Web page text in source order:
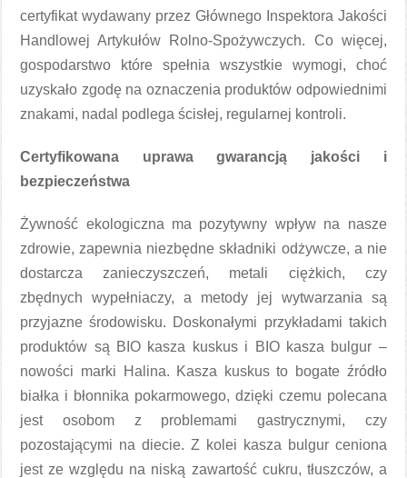
certyfikat wydawany przez Głównego Inspektora Jakości
Handlowej Artykułów Rolno-Spożywczych. Co więcej,
gospodarstwo które spełnia wszystkie wymogi, choć
uzyskało zgodę na oznaczenia produktów odpowiednimi
znakami, nadal podlega ścisłej, regularnej kontroli.
Certyfikowana uprawa gwarancją jakości i
bezpieczeństwa
Żywność ekologiczna ma pozytywny wpływ na nasze
zdrowie, zapewnia niezbędne składniki odżywcze, a nie
dostarcza zanieczyszczeń, metali ciężkich, czy
zbędnych wypełniaczy, a metody jej wytwarzania są
przyjazne środowisku. Doskonałymi przykładami takich
produktów są BIO kasza kuskus i BIO kasza bulgur –
nowości marki Halina. Kasza kuskus to bogate źródło
białka i błonnika pokarmowego, dzięki czemu polecana
jest osobom z problemami gastrycznymi, czy
pozostającymi na diecie. Z kolei kasza bulgur ceniona
jest ze względu na niską zawartość cukru, tłuszczów, a